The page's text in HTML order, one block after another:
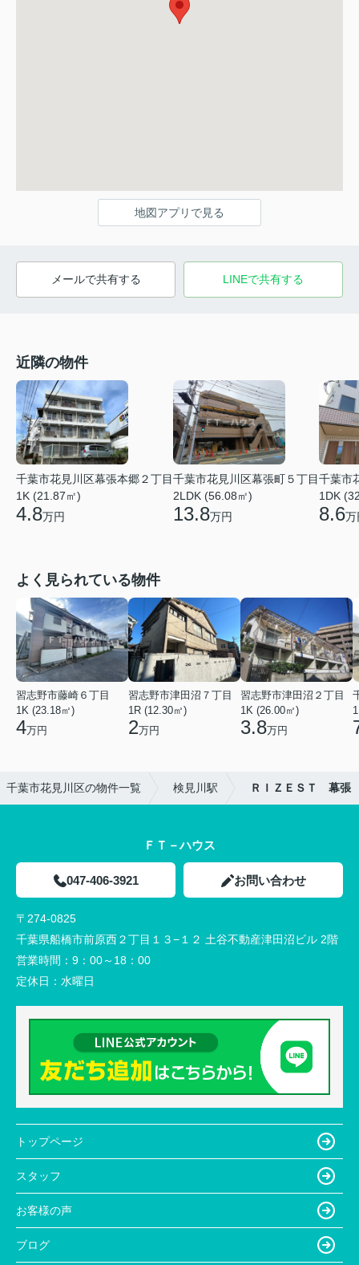
地図アプリで見る
メールで共有する LINEで共有する
近隣の物件
千葉市花見川区幕張本郷２丁目
1K (21.87㎡)
4.8万円
千葉市花見川区幕張町５丁目
2LDK (56.08㎡)
13.8万円
千葉市
1DK
8.6万
よく見られている物件
習志野市藤崎６丁目
1K (23.18㎡)
4万円
習志野市津田沼７丁目
1R (12.30㎡)
2万円
習志野市津田沼２丁目
1K (26.00㎡)
3.8万円
千葉市花見川区の物件一覧 検見川駅 ＲＩＺＥＳＴ 幕張
ＦＴ－ハウス
047-406-3921 お問い合わせ
〒274-0825
千葉県船橋市前原西２丁目１３−１２ 土谷不動産津田沼ビル 2階
営業時間： 9：00～18：00
定休日： 水曜日
トップページ
スタッフ
お客様の声
ブログ